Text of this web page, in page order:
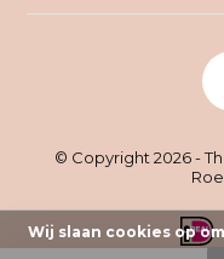
© Copyright 2026 -
Wij slaan cookies op